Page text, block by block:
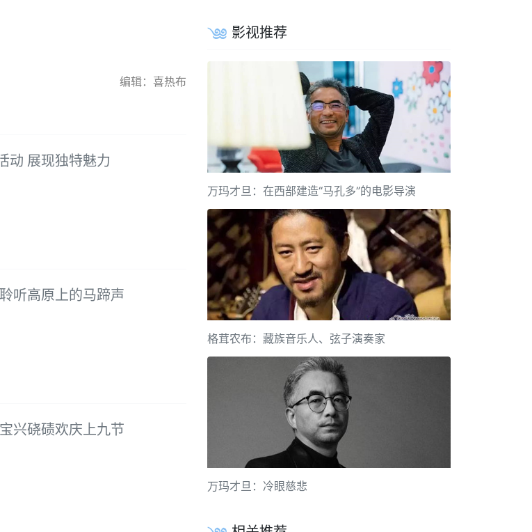
编辑：喜热布
动 展现独特魅力
听高原上的马蹄声
兴硗碛欢庆上九节
影视推荐
万玛才旦：在西部建造“马孔多”的电影导演
格茸农布：藏族音乐人、弦子演奏家
万玛才旦：冷眼慈悲